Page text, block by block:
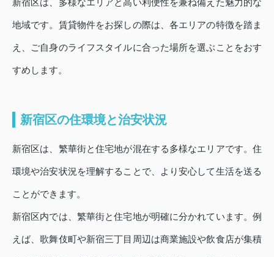
地域です。賃貸物件をお探しの際は、各エリアの特徴を踏ま
え、ご自身のライフスタイルに合った場所を選ぶことをおす
すめします。
新宿区の住環境と治安状況
新宿区は、繁華街と住宅地が混在する多様なエリアです。住
環境や治安状況を理解することで、より安心して生活を送る
ことができます。
新宿区内では、繁華街と住宅地が明確に分かれています。例
えば、歌舞伎町や新宿三丁目周辺は商業施設や飲食店が集積